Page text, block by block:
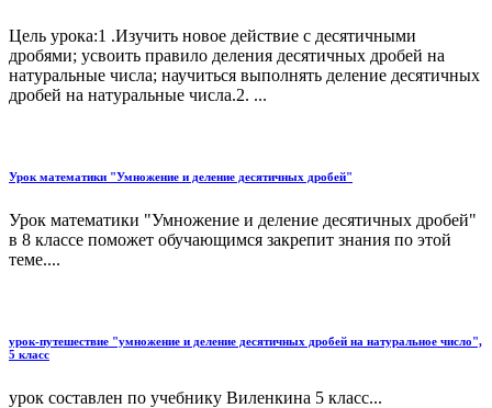
Цель урока:1 .Изучить новое действие с десятичными
дробями; усвоить правило деления десятичных дробей на
натуральные числа; научиться выполнять деление десятичных
дробей на натуральные числа.2. ...
Урок математики "Умножение и деление десятичных дробей"
Урок математики "Умножение и деление десятичных дробей"
в 8 классе поможет обучающимся закрепит знания по этой
теме....
урок-путешествие "умножение и деление десятичных дробей на натуральное число",
5 класс
урок составлен по учебнику Виленкина 5 класс...